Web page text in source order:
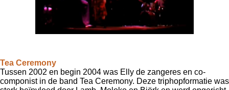
Tea Ceremony
Tussen 2002 en begin 2004 was Elly de zangeres en co-
componist in de band Tea Ceremony. Deze triphopformatie was